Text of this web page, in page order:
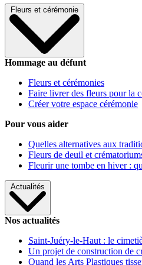
Fleurs et cérémonie
Hommage au défunt
Fleurs et cérémonies
Faire livrer des fleurs pour la
Créer votre espace cérémonie
Pour vous aider
Quelles alternatives aux
Fleurs de deuil et
Fleurir une tombe en hiver :
Actualités
Nos actualités
Saint-Juéry-le-Haut : le
Un projet de construction de
Quand les Arts Plastiques